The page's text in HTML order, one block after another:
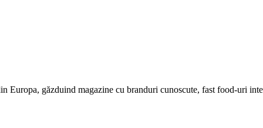
Europa, găzduind magazine cu branduri cunoscute, fast food-uri